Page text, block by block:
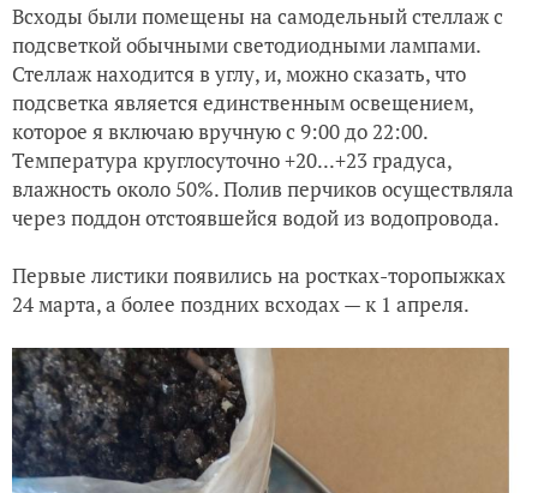
Всходы были помещены на самодельный стеллаж с
подсветкой обычными светодиодными лампами.
Стеллаж находится в углу, и, можно сказать, что
подсветка является единственным освещением,
которое я включаю вручную с 9:00 до 22:00.
Температура круглосуточно +20...+23 градуса,
влажность около 50%. Полив перчиков осуществляла
через поддон отстоявшейся водой из водопровода.
Первые листики появились на ростках-торопыжках
24 марта, а более поздних всходах — к 1 апреля.